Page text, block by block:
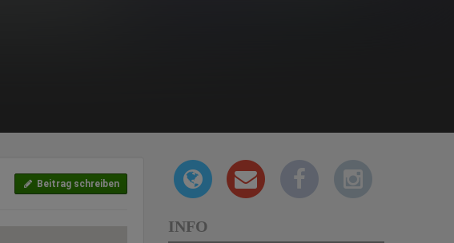
Beitrag schreiben
INFO